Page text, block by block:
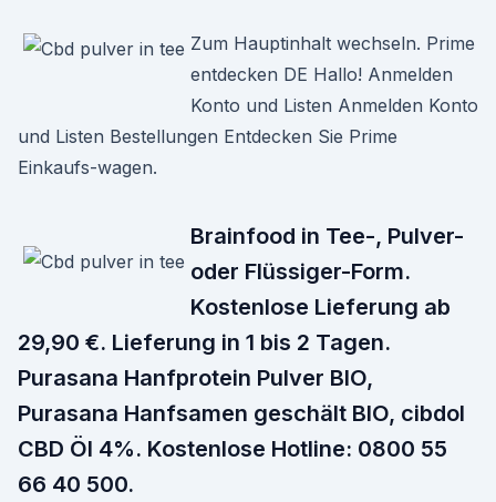
Zum Hauptinhalt wechseln. Prime
entdecken DE Hallo! Anmelden
Konto und Listen Anmelden Konto
und Listen Bestellungen Entdecken Sie Prime
Einkaufs-wagen.
Brainfood in Tee-, Pulver-
oder Flüssiger-Form.
Kostenlose Lieferung ab
29,90 €. Lieferung in 1 bis 2 Tagen.
Purasana Hanfprotein Pulver BIO,
Purasana Hanfsamen geschält BIO, cibdol
CBD Öl 4%. Kostenlose Hotline: 0800 55
66 40 500.